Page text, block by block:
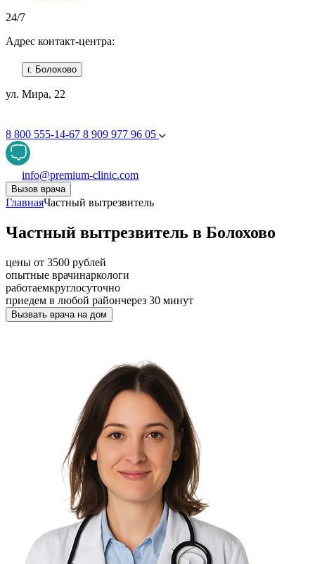
24/7
Адрес контакт-центра:
г. Болохово
ул. Мира, 22
8 800 555-14-67 8 909 977 96 05
info@premium-clinic.com
Вызов врача
ГлавнаяЧастный вытрезвитель
Частный вытрезвитель в Болохово
цены от 3500 рублей
опытные врачинаркологи
работаемкруглосуточно
приедем в любой райончерез 30 минут
Вызвать врача на дом